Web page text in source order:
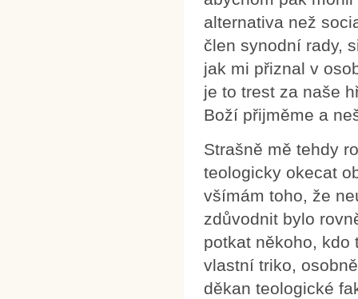
alternativa než
člen synodní rady,
jak mi přiznal v
je to trest za naše
Boží přijměme a
Strašně mě tehdy
teologicky okecat
všímám toho, že
zdůvodnit bylo
potkat někoho, kdo
vlastní triko,
děkan teologické